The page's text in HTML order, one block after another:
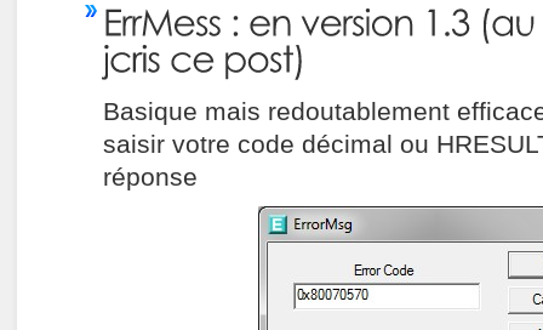
Basique mais redoutablement
saisir votre code décimal ou
réponse